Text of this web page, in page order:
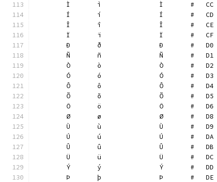
	Ì	ì		Ì	#   CC
	Í	í		Í	#   CD
	Î	î		Î	#   CE
	Ï	ï		Ï	#   CF
	Ð	ð		Ð	#   D0
	Ñ	ñ		Ñ	#   D1
	Ò	ò		Ò	#   D2
	Ó	ó		Ó	#   D3
	Ô	ô		Ô	#   D4
	Õ	õ		Õ	#   D5
	Ö	ö		Ö	#   D6
	Ø	ø		Ø	#   D8
	Ù	ù		Ù	#   D9
	Ú	ú		Ú	#   DA
	Û	û		Û	#   DB
	Ü	ü		Ü	#   DC
	Ý	ý		Ý	#   DD
	Þ	þ		Þ	#   DE